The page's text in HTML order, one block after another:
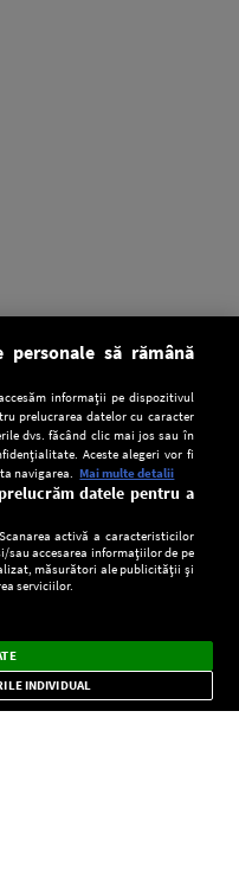
CONFIDENŢIALITATE
×
să rămână
informații pe dispozitivul
prelucrarea datelor cu caracter
dvs. făcând clic mai jos sau în
Aceste alegeri vor fi
navigarea. Mai multe detalii
datele pentru a
activă a caracteristicilor
accesarea informațiilor de pe
măsurători ale publicității și
serviciilor.
INDIVIDUAL